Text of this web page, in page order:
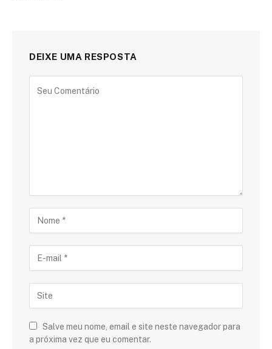
DEIXE UMA RESPOSTA
Salve meu nome, email e site neste navegador para
a próxima vez que eu comentar.